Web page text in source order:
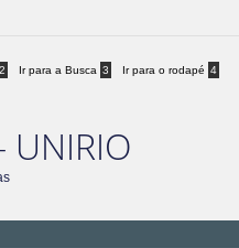
2 Ir para a Busca 3 Ir para o rodapé 4
UNIRIO